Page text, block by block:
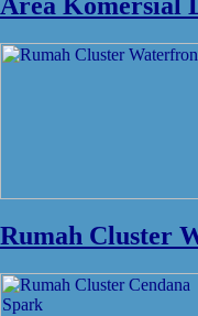
Area Komersial
Rumah Cluster